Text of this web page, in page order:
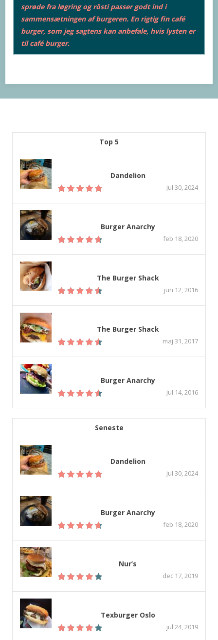
sprøde fra løgring og rösti passer godt ind i
sammensætningen af burgeren. En rigtig fin café
burger, som jeg sagtens kan anbefale, hvis lysten er
til café burger.
Top 5
Dandelion
jul 30, 2024
Burger Anarchy
feb 18, 2020
The Burger Shack
jun 12, 2016
The Burger Shack
maj 31, 2017
Burger Anarchy
jul 14, 2016
Seneste
Dandelion
jul 30, 2024
Burger Anarchy
feb 18, 2020
Nur’s
dec 17, 2019
Texburger Oslo
jul 24, 2019